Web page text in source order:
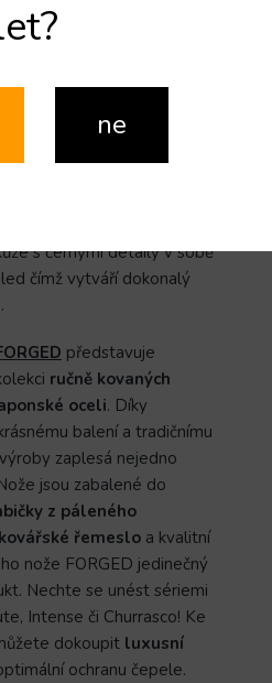
Olive a VG10
s černými detaily v sobě
čímž vytváří dokonalý
představuje
ručně kovaných
oceli. Díky
balení a tradičnímu
zaplesá nejedno
jsou zabalené do
z páleného
kovářské řemeslo a kvalitní
nože FORGED jedinečný
Nechte se unést sériemi
Intense či Churrasco! Ke
dokoupit luxusní
ochranu čepele.
ne